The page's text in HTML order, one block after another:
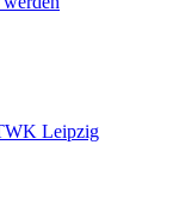
Leipzig